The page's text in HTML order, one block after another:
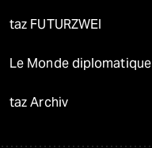
taz FUTURZWEI
Le Monde diplomatique
taz Archiv